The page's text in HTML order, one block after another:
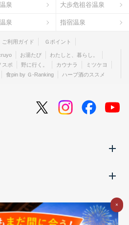
泉 大歩危祖谷温泉
泉 指宿温泉
ご利用ガイド Ｇポイント
お湯たび
わたしと、暮らし。
スポ 野に行く。 カウナラ
ミツケヨ
食pin by Ｇ-Ranking ハーブ酒のススメ
×